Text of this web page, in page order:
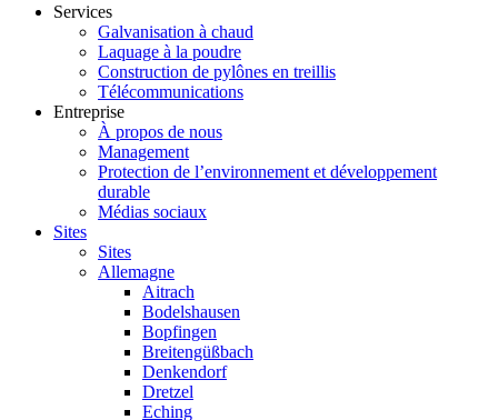
Services
Galvanisation à chaud
Laquage à la poudre
Construction de pylônes en treillis
Télécommunications
Entreprise
À propos de nous
Management
Protection de l’environnement et développement
durable
Médias sociaux
Sites
Sites
Allemagne
Aitrach
Bodelshausen
Bopfingen
Breitengüßbach
Denkendorf
Dretzel
Eching